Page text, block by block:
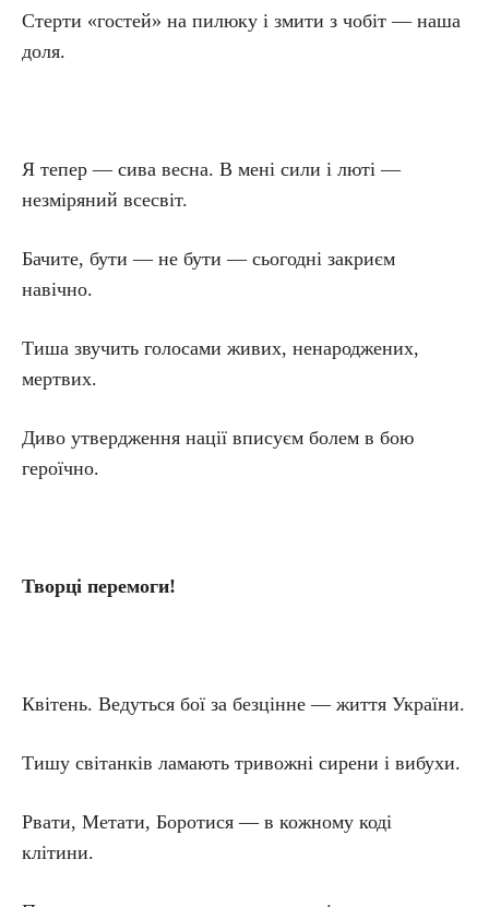
Стерти «гостей» на пилюку і змити з чобіт — наша
доля.
Я тепер — сива весна. В мені сили і люті —
незміряний всесвіт.
Бачите, бути — не бути — сьогодні закриєм
навічно.
Тиша звучить голосами живих, ненароджених,
мертвих.
Диво утвердження нації вписуєм болем в бою
героїчно.
Творці перемоги!
Квітень. Ведуться бої за безцінне — життя України.
Тишу світанків ламають тривожні сирени і вибухи.
Рвати, Метати, Боротися — в кожному коді
клітини.